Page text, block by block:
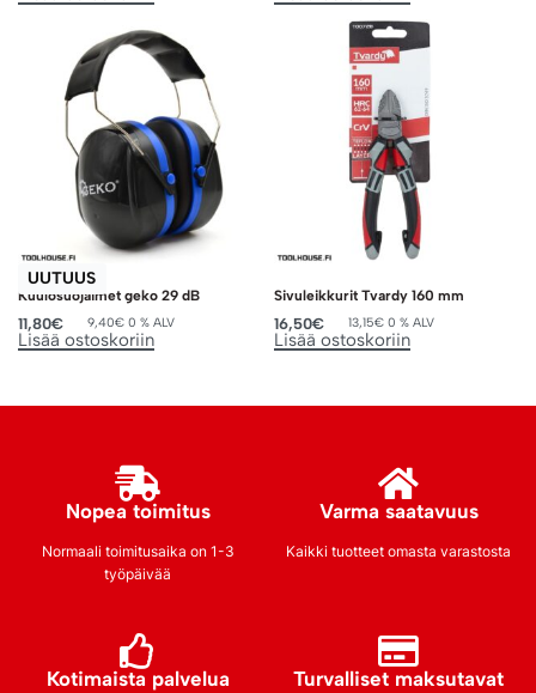
UUTUUS
Kuulosuojaimet geko 29 dB
11,80€ 9,40€ 0 % ALV
Lisää ostoskoriin
Sivuleikkurit Tvardy 160 mm
16,50€ 13,15€ 0 % ALV
Lisää ostoskoriin
Nopea toimitus
Normaali toimitusaika on 1-3
työpäivää
Varma saatavuus
Kaikki tuotteet omasta varastosta
Kotimaista palvelua Turvalliset maksutavat